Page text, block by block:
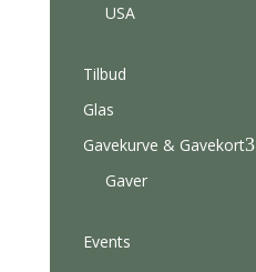
USA
Tilbud
Glas
Gavekurve & Gavekort3
Gaver
Events